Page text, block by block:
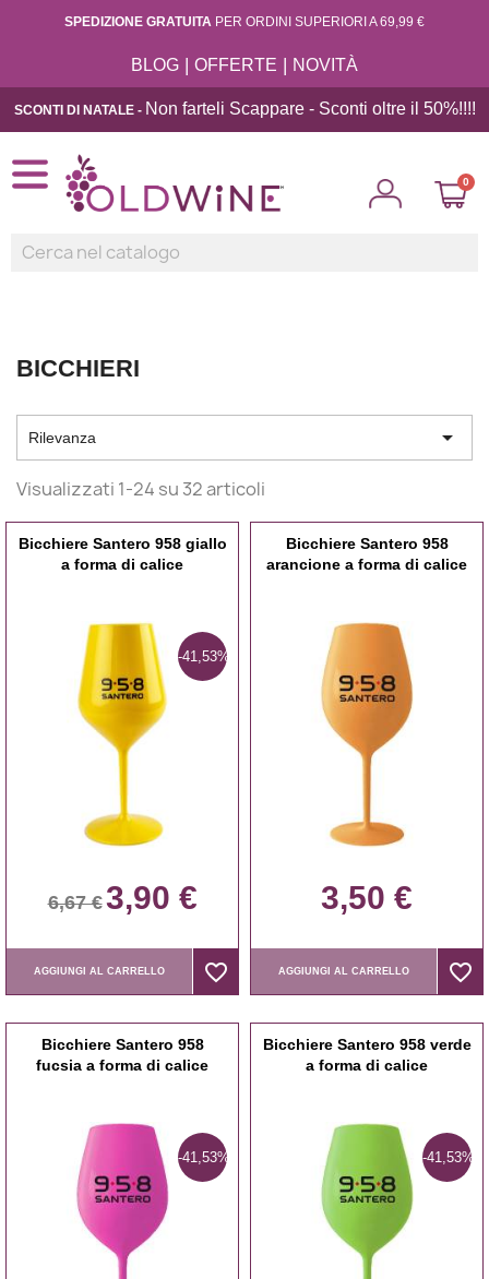
SPEDIZIONE GRATUITA PER ORDINI SUPERIORI A 69,99 €
BLOG | OFFERTE | NOVITÀ
SCONTI DI NATALE - Non farteli Scappare - Sconti oltre il 50%!!!!
BICCHIERI
Rilevanza 
Visualizzati 1-24 su 32 articoli
Bicchiere Santero 958 giallo
a forma di calice
-41,53%
6,67 €3,90 €
AGGIUNGI AL CARRELLO favorite_border
favorite_border
Bicchiere Santero 958
arancione a forma di calice
3,50 €
AGGIUNGI AL CARRELLO favorite_border
favorite_border
Bicchiere Santero 958
fucsia a forma di calice
-41,53%
Bicchiere Santero 958 verde
a forma di calice
-41,53%